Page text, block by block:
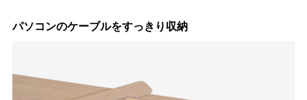
パソコンのケーブルをすっきり収納